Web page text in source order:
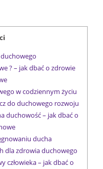
? – jak dbać o zdrowie
w codziennym życiu
do duchowego rozwoju
duchowość – jak dbać o
ducha
dla zdrowia duchowego
człowieka – jak dbać o